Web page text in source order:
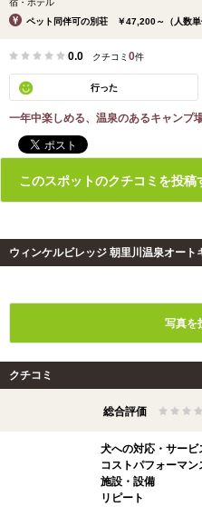
宿・ホテル
ペット同伴可の別荘 ￥47,200～（人数
0.0 クチコミ 0件
行った
一年中楽しめる、温泉のあるキャンプ
このスポットのクチコミを投稿
ウィンケルビレッジ 朝里川温泉オート
写真を
クチコミ
総合評価
犬への対応・サービ
コストパフォーマン
施設・設備
リピート